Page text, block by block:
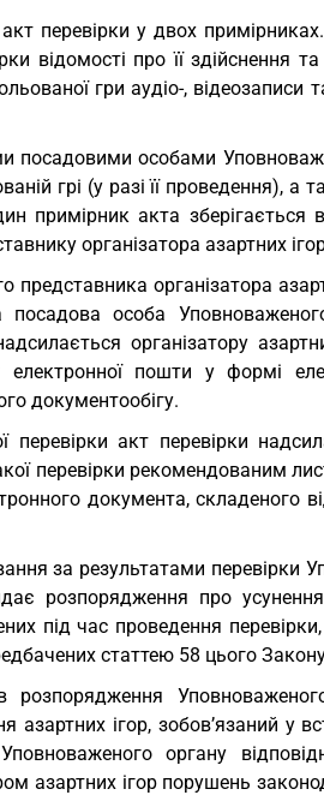
перевірки у двох
відомості про її здійснення
гри аудіо-,
посадовими особами
грі (у разі її проведення),
примірник акта
організатора азартних
організатора
посадова особа
організатору
пошти у формі
документообігу.
перевірки акт перевірки
перевірки рекомендованим
документа, складеного
за результатами перевірки
розпорядження про
під час проведення
статтею 58 цього
розпорядження
азартних ігор, зобов’язаний у
органу
азартних ігор порушень